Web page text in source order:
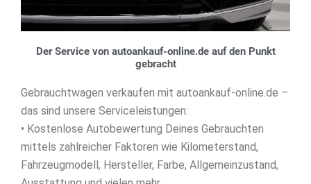
Der Service von autoankauf-online.de auf den Punkt
gebracht
Gebrauchtwagen verkaufen mit autoankauf-online.de –
das sind unsere Serviceleistungen:
• Kostenlose Autobewertung Deines Gebrauchten
mittels zahlreicher Faktoren wie Kilometerstand,
Fahrzeugmodell, Hersteller, Farbe, Allgemeinzustand,